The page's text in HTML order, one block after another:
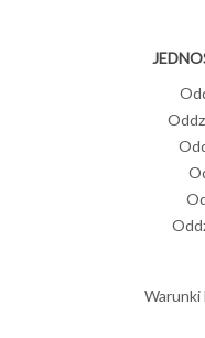
Warunki